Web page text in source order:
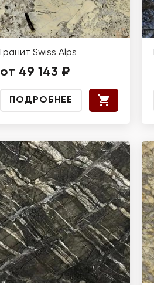
Гранит Swiss Alps
от 49 143 ₽
ПОДРОБНЕЕ